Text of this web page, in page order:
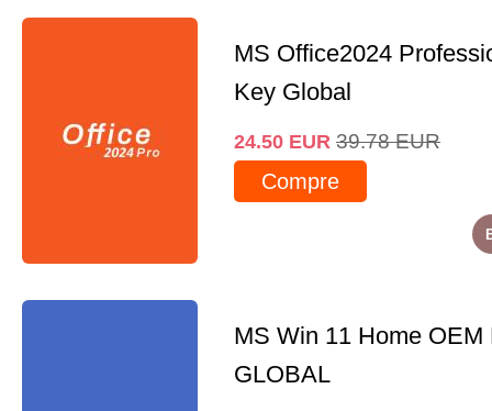
MS Office2024
Key Global
24.50 EUR 39.78 EUR
Compre
MS Win 11 Home OEM
GLOBAL